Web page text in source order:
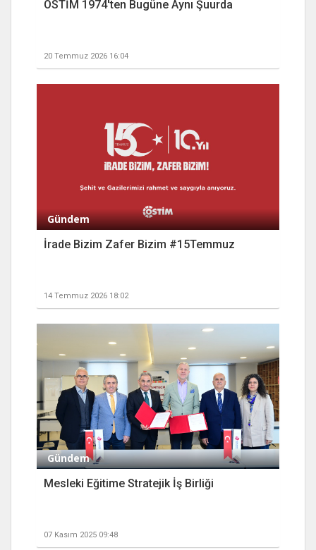
OSTİM 1974'ten Bugüne Aynı Şuurda
20 Temmuz 2026 16:04
Gündem
İrade Bizim Zafer Bizim #15Temmuz
14 Temmuz 2026 18:02
Gündem
Mesleki Eğitime Stratejik İş Birliği
07 Kasım 2025 09:48